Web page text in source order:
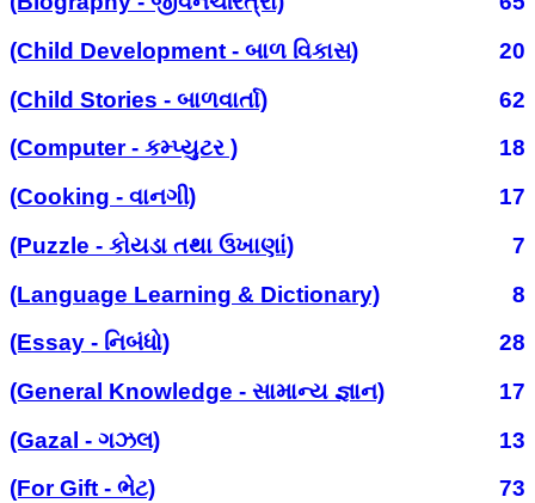
(Child Development - બાળ વિકાસ)
20
(Child Stories - બાળવાર્તા)
62
(Computer - કમ્પ્યુટર )
18
(Cooking - વાનગી)
17
(Puzzle - કોયડા તથા ઉખાણાં)
7
(Language Learning & Dictionary)
8
(Essay - નિબંધો)
28
(General Knowledge - સામાન્ય જ્ઞાન)
17
(Gazal - ગઝલ)
13
(For Gift - ભેટ)
73